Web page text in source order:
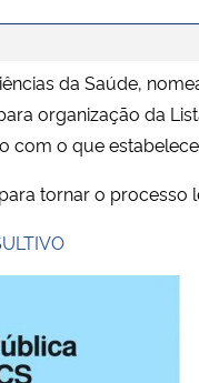
da Saúde,
organização da
o que
tornar o processo